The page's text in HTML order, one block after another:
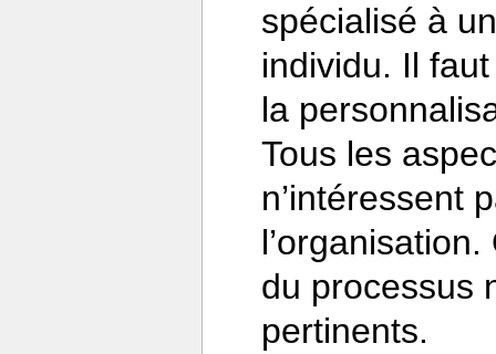
spécialisé à
individu. Il
la
Tous les
n’intéressent
du processus
pertinents.